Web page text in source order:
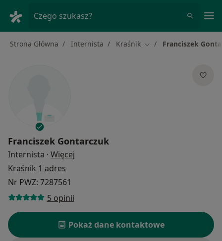
Czego szukasz?
Strona Główna Internista Kraśnik Zmień miasto
Franciszek
Franciszek Gontarczuk
Internista · Więcej
Kraśnik 1 adres
Nr PWZ: 7287561
5 opinii
Pokaż dane kontaktowe